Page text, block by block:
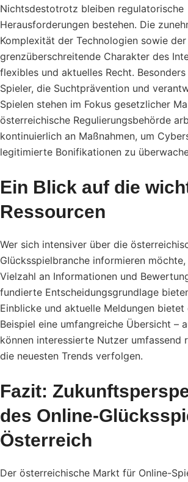
Nichtsdestotrotz bleiben regulatorische
Herausforderungen bestehen. Die
Komplexität der Technologien sowie der
grenzüberschreitende Charakter des
flexibles und aktuelles Recht.
Spieler, die Suchtprävention und
Spielen stehen im Fokus gesetzlicher
österreichische Regulierungsbehörde
kontinuierlich an Maßnahmen, um
legitimierte Bonifikationen zu
Ein Blick auf die
Ressourcen
Wer sich intensiver über die
Glücksspielbranche informieren
Vielzahl an Informationen und
fundierte Entscheidungsgrundlage
Einblicke und aktuelle Meldungen bietet
Beispiel eine umfangreiche Übersicht –
können interessierte Nutzer umfassend
die neuesten Trends verfolgen.
Fazit:
des Online-
Österreich
Der österreichische Markt für Online-